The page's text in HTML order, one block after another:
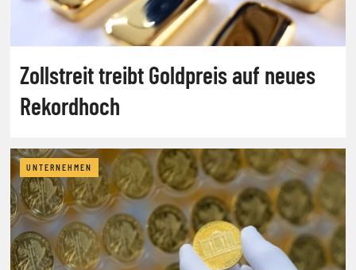
Zollstreit treibt Goldpreis auf neues
Rekordhoch
UNTERNEHMEN